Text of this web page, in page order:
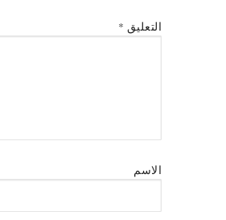
التعليق *
الاسم